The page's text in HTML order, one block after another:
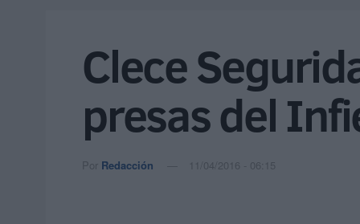
Clece
presas del
Por Redacción 11/04/2016 - 06:15